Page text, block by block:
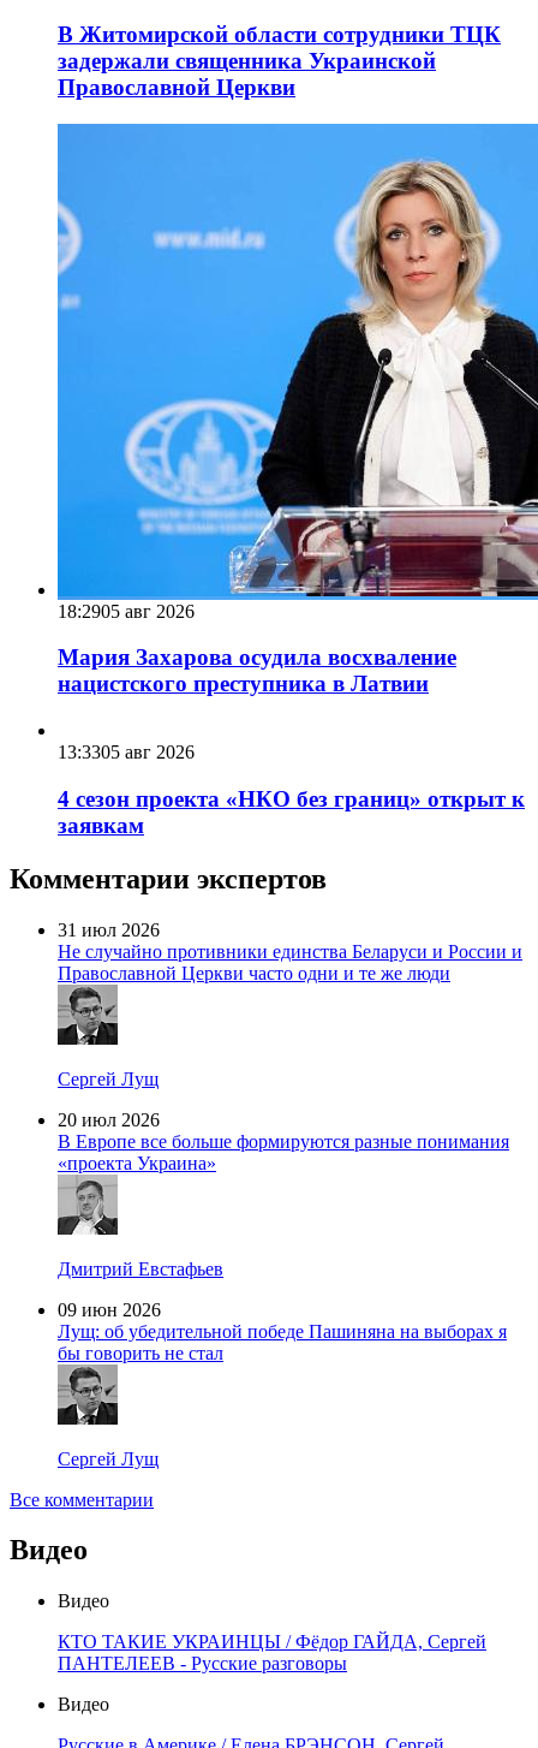
В Житомирской области сотрудники ТЦК
задержали священника Украинской
Православной Церкви
18:2905 авг 2026
Мария Захарова осудила восхваление
нацистского преступника в Латвии
13:3305 авг 2026
4 сезон проекта «НКО без границ» открыт к
заявкам
Комментарии экспертов
31 июл 2026
Не случайно противники единства Беларуси и России и
Православной Церкви часто одни и те же люди
Сергей Лущ
20 июл 2026
В Европе все больше формируются разные понимания
«проекта Украина»
Дмитрий Евстафьев
09 июн 2026
Лущ: об убедительной победе Пашиняна на выборах я
бы говорить не стал
Сергей Лущ
Все комментарии
Видео
Видео
КТО ТАКИЕ УКРАИНЦЫ / Фёдор ГАЙДА, Сергей
ПАНТЕЛЕЕВ - Русские разговоры
Видео